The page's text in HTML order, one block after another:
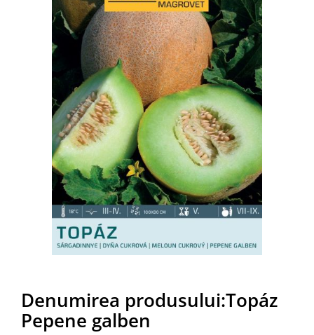
Denumirea produsului:Topáz
Pepene galben